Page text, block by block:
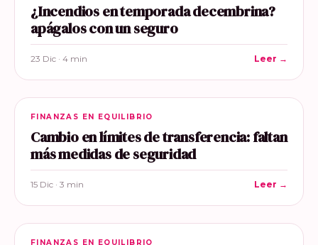
¿Incendios en temporada decembrina?
apágalos con un seguro
23 Dic · 4 min Leer →
FINANZAS EN EQUILIBRIO
Cambio en límites de transferencia: faltan
más medidas de seguridad
15 Dic · 3 min Leer →
FINANZAS EN EQUILIBRIO